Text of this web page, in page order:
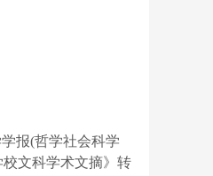
报(哲学社会科学
文科学术文摘》转